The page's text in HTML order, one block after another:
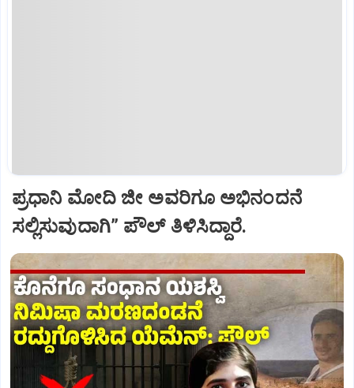
ಪ್ರಧಾನಿ ಮೋದಿ ಜೀ ಅವರಿಗೂ ಅಭಿನಂದನೆ
ಸಲ್ಲಿಸುವುದಾಗಿ” ಪೌಲ್‌ ತಿಳಿಸಿದ್ದಾರೆ.